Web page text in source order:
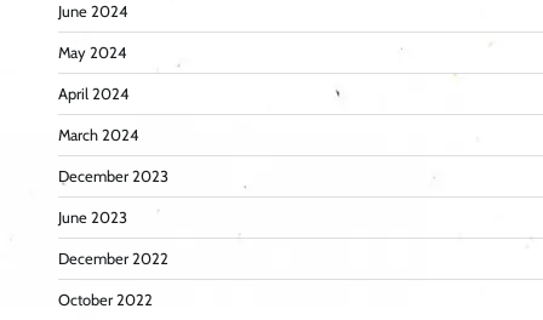
June 2024
May 2024
April 2024
March 2024
December 2023
June 2023
December 2022
October 2022